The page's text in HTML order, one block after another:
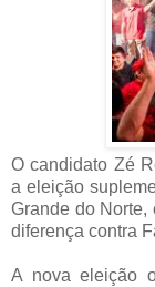
O candidato Zé
a eleição
Grande do Norte,
diferença contra
A nova eleição